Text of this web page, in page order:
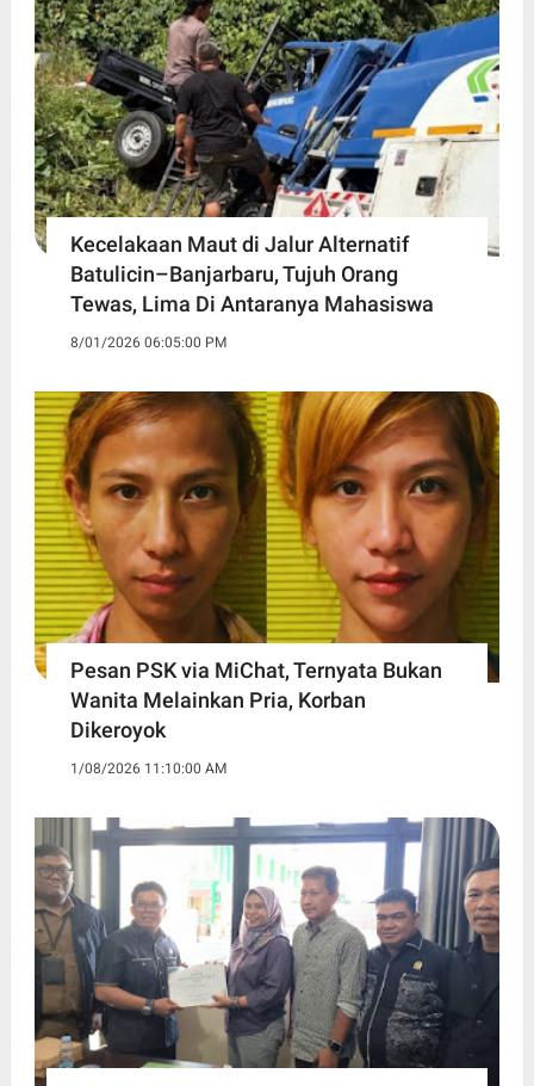
Kecelakaan Maut di Jalur Alternatif
Batulicin–Banjarbaru, Tujuh Orang
Tewas, Lima Di Antaranya Mahasiswa
8/01/2026 06:05:00 PM
Pesan PSK via MiChat, Ternyata Bukan
Wanita Melainkan Pria, Korban
Dikeroyok
1/08/2026 11:10:00 AM